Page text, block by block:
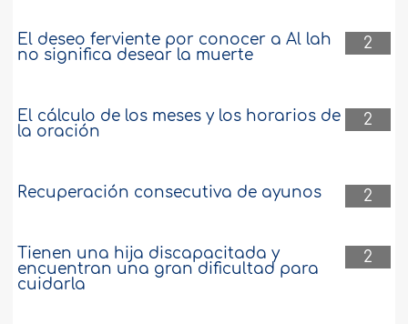
2
El deseo ferviente por conocer a Al lah
no significa desear la muerte
2
El cálculo de los meses y los horarios de
la oración
2
Recuperación consecutiva de ayunos
2
Tienen una hija discapacitada y
encuentran una gran dificultad para
cuidarla